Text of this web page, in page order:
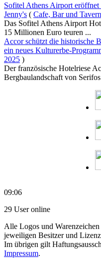
Sofitel Athens Airport eröffnet
Jenny's ( Cafe, Bar und
Das Sofitel Athens Airport
15 Millionen Euro teuren ...
Accor schützt die historische
ein neues Kulturerbe-
2025 )
Der französische Hotelriese
Bergbaulandschaft von
09:06
29 User online
Alle Logos und
jeweiligen Besitzer und
Im übrigen gilt
Impressum.